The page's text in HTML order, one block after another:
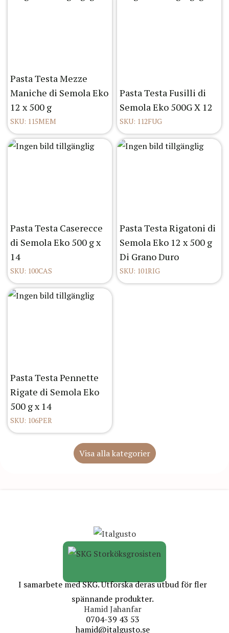
Pasta Testa Mezze
Maniche di Semola Eko
12 x 500 g
SKU: 115MEM
Pasta Testa Fusilli di
Semola Eko 500G X 12
SKU: 112FUG
Pasta Testa Caserecce
di Semola Eko 500 g x
14
SKU: 100CAS
Pasta Testa Rigatoni di
Semola Eko 12 x 500 g
Di Grano Duro
SKU: 101RIG
Pasta Testa Pennette
Rigate di Semola Eko
500 g x 14
SKU: 106PER
Visa alla kategorier
I samarbete med SKG. Utforska deras utbud för fler
spännande produkter.
Hamid Jahanfar
0704-39 43 53
hamid@italgusto.se